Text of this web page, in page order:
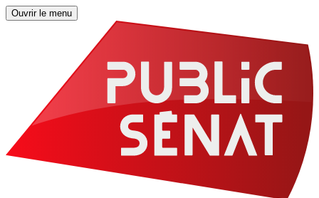
Ouvrir le menu